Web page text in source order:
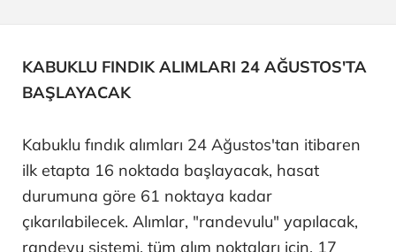
KABUKLU FINDIK ALIMLARI 24 AĞUSTOS'TA
BAŞLAYACAK
Kabuklu fındık alımları 24 Ağustos'tan itibaren
ilk etapta 16 noktada başlayacak, hasat
durumuna göre 61 noktaya kadar
çıkarılabilecek. Alımlar, "randevulu" yapılacak,
randevu sistemi, tüm alım noktaları için, 17